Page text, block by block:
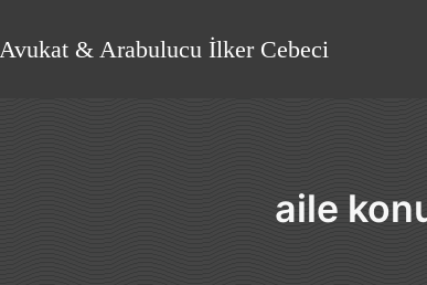
Avukat & Arabulucu İlker Cebeci
aile